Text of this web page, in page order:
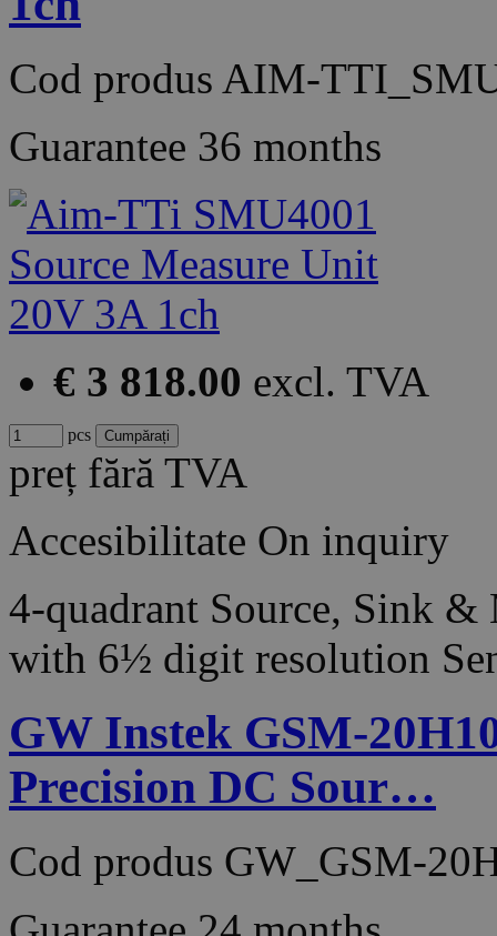
Cod produs AIM-
Guarantee 36 months
€ 3 818.00 excl. TVA
pcs
preț fără TVA
Accesibilitate On inquiry
4-quadrant Source, Sink &
with 6½ digit resolution
GW Instek GSM-
Precision DC Sour…
Cod produs GW_GSM-